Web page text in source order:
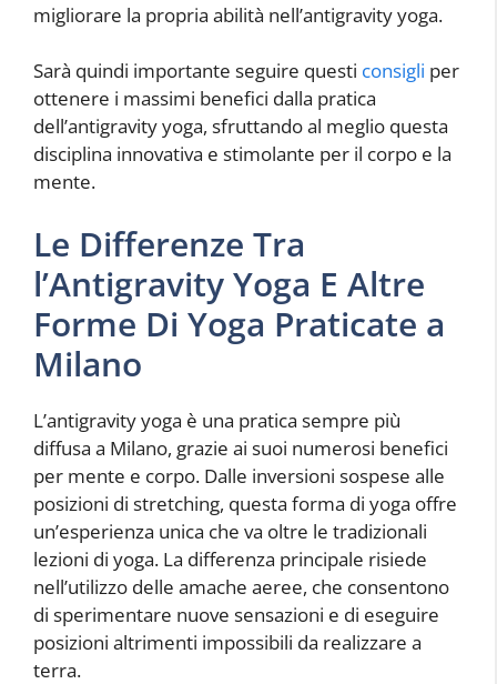
migliorare la propria abilità nell’antigravity yoga.
Sarà quindi importante seguire questi consigli per
ottenere i massimi benefici dalla pratica
dell’antigravity yoga, sfruttando al meglio questa
disciplina innovativa e stimolante per il corpo e la
mente.
Le Differenze Tra
l’Antigravity Yoga E Altre
Forme Di Yoga Praticate a
Milano
L’antigravity yoga è una pratica sempre più
diffusa a Milano, grazie ai suoi numerosi benefici
per mente e corpo. Dalle inversioni sospese alle
posizioni di stretching, questa forma di yoga offre
un’esperienza unica che va oltre le tradizionali
lezioni di yoga. La differenza principale risiede
nell’utilizzo delle amache aeree, che consentono
di sperimentare nuove sensazioni e di eseguire
posizioni altrimenti impossibili da realizzare a
terra.